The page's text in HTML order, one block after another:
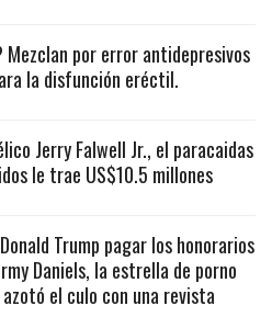
por error antidepresivos
la disfunción eréctil.
Jerry Falwell Jr., el paracaidas
le trae US$10.5 millones
Trump pagar los honorarios
Daniels, la estrella de porno
azotó el culo con una revista